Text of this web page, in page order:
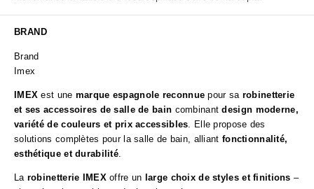
BRAND
Brand
Imex
IMEX est une marque espagnole reconnue pour sa robinetterie
et ses accessoires de salle de bain combinantdesign moderne,
variété de couleurs et prix accessibles. Elle propose des
solutions complètes pour la salle de bain, alliant fonctionnalité,
esthétique et durabilité.
La robinetterie IMEXoffre un large choix de styles et finitions –